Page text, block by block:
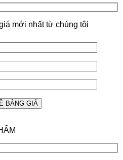
mới nhất từ chúng tôi